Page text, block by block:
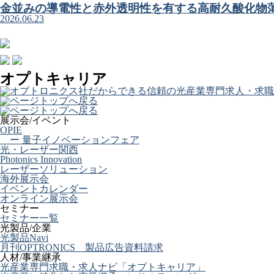
金並みの導電性と赤外透明性を有する高耐久酸化物
2026.06.23
オプトキャリア
展示会/イベント
OPIE
ー 量子イノベーションフェア
光・レーザー関西
Photonics Innovation
レーザーソリューション
海外展示会
イベントカレンダー
オンライン展示会
セミナー
セミナー一覧
光製品/企業
光製品Navi
月刊OPTRONICS 製品広告資料請求
人材/事業継承
光産業専門求職・求人ナビ「オプトキャリア」